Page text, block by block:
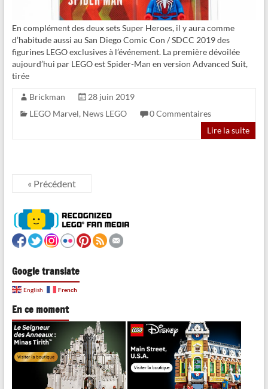
En complément des deux sets Super Heroes, il y aura comme
d’habitude aussi au San Diego Comic Con / SDCC 2019 des
figurines LEGO exclusives à l’événement. La première dévoilée
aujourd’hui par LEGO est Spider-Man en version Advanced Suit,
tirée
Brickman
28 juin 2019
LEGO Marvel, News LEGO
0 Commentaires
Lire la suite
« Précédent
Google translate
English French
En ce moment